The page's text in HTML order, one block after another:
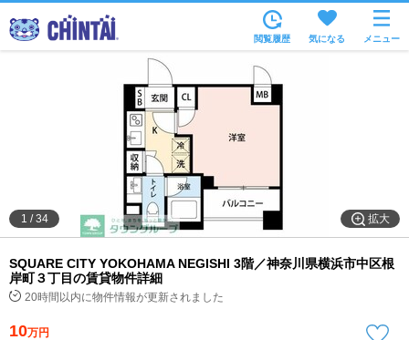
住所から
物件特集から
不動産会社から
TOP
閲覧履歴 気になる メニュー
拡大
1 /34
SQUARE CITY YOKOHAMA NEGISHI 3階／神奈川県横浜市中区根
岸町３丁目の賃貸物件詳細
20時間以内に物件情報が更新されました
10万円